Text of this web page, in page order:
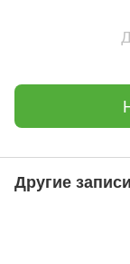
Другие записи